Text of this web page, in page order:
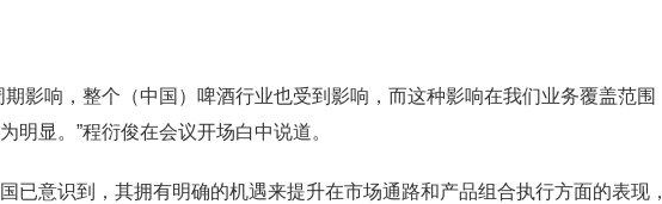
期影响，整个（中国）啤酒行业也受到影响，而这种影响在我们业务覆盖范围
明显。”程衍俊在会议开场白中说道。
已意识到，其拥有明确的机遇来提升在市场通路和产品组合执行方面的表现，